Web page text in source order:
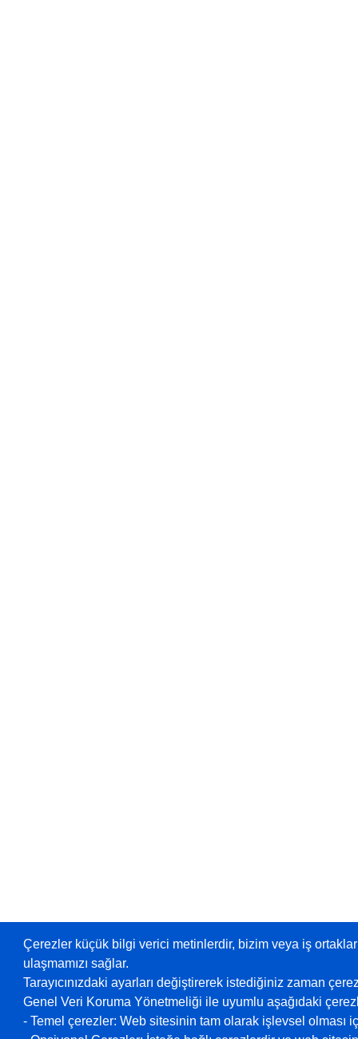
Çerezler küçük bilgi verici metinlerdir, bizim veya iş
ulaşmamızı sağlar.
Tarayıcınızdaki ayarları değiştirerek istediğiniz zaman
Genel Veri Koruma Yönetmeliği ile uyumlu aşağıdaki
- Temel çerezler: Web sitesinin tam olarak işlevsel olması